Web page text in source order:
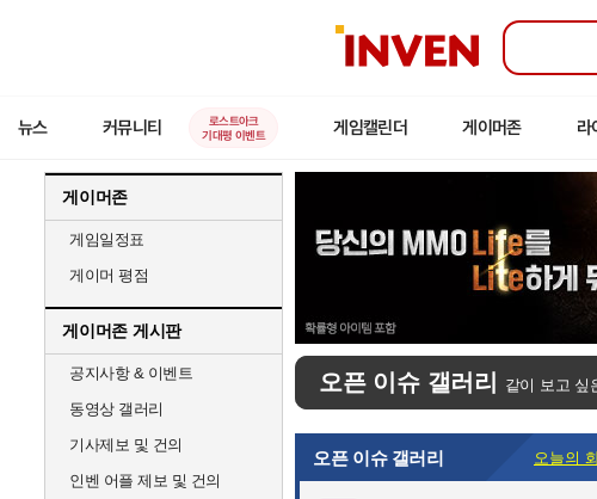
인
뉴스 커뮤니티
로스트아크
기대평 이벤트
게임캘린더 게이머존 라
게이머존
게임일정표
게이머 평점
게이머존 게시판
공지사항 & 이벤트
동영상 갤러리
기사제보 및 건의
인벤 어플 제보 및 건의
오픈 이슈 갤러리 같이 보고 싶
오픈 이슈 갤러리 오늘의